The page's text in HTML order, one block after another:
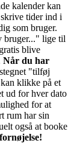
kalender kan
tider ind i
som bruger.
bruger..." lige til
blive
Når du har
"tilføj
klikke på et
ud for hver dato
for at
rum har sin
også at booke